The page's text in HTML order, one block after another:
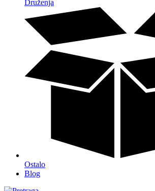
Druženja
Ostalo
Blog